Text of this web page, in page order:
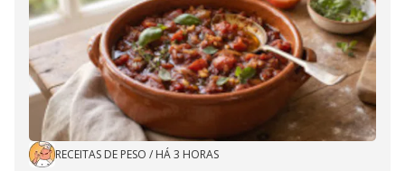
RECEITAS DE PESO / HÁ 3 HORAS